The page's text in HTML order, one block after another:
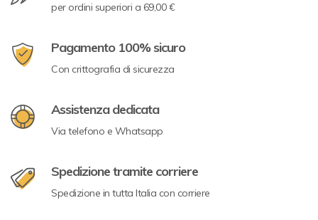
per ordini superiori a 69,00 €
Pagamento 100% sicuro
Con crittografia di sicurezza
Assistenza dedicata
Via telefono e Whatsapp
Spedizione tramite corriere
Spedizione in tutta Italia con corriere